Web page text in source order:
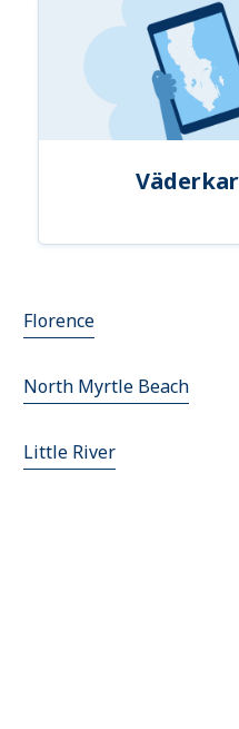
Florence
North Myrtle Beach
Little River